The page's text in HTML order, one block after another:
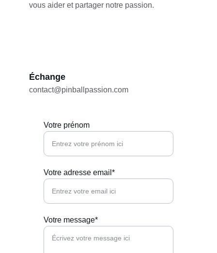
vous aider et partager notre passion.
Échange
contact@pinballpassion.com
Votre prénom
Votre adresse email*
Votre message*